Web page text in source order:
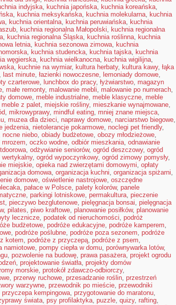
indyjska, kuchnia japońska, kuchnia koreańska,
, kuchnia meksykańska, kuchnia molekularna, kuchnia
, kuchnia orientalna, kuchnia peruwiańska, kuchnia
, kuchnia regionalna Małopolski, kuchnia regionalna
, kuchnia regionalna Śląska, kuchnia roślinna, kuchnia
letnia, kuchnia sezonowa zimowa, kuchnia
, kuchnia studencka, kuchnia tajska, kuchnia
węgierska, kuchnia wielkanocna, kuchnia wigilijna,
, kuchnie na wymiar, kultura herbaty, kultura kawy, łąka
, last minute, łazienki nowoczesne, lemoniady domowe,
czarterowe, lunchbox do pracy, łyżwiarstwo, magazyn
, małe remonty, malowanie mebli, malowanie po numerach,
domowe, meble industrialne, meble klasyczne, meble
meble z palet, miejskie rośliny, mieszkanie wynajmowane,
, mikrowyprawy, mindful eating, mniej znane miejsca,
, muzea dla dzieci, naprawy domowe, narciarstwo biegowe,
jedzenia, nietolerancje pokarmowe, noclegi pet friendly,
nocne niebo, obiady budżetowe, obozy młodzieżowe,
mrozem, oczko wodne, odbiór mieszkania, odnawianie
, odżywianie seniorów, ogród deszczowy, ogród
wertykalny, ogród wypoczynkowy, ogród zimowy pomysły,
miejskie, opieka nad zwierzętami domowymi, opłaty
domowa, organizacja kuchni, organizacja spiżarni,
domowe, oświetlenie nastrojowe, oszczędne
, pałace w Polsce, palety kolorów, panele
, parkingi lotniskowe, permakultura, pieczenie
, pieczywo bezglutenowe, pielęgnacja bonsai, pielęgnacja
, pilates, piwo kraftowe, planowanie posiłków, planowanie
lecznicze, podatek od nieruchomości, podróż
budżetowe, podróże edukacyjne, podróże kamperem,
, podróże poślubne, podróże poza sezonem, podróże
kotem, podróże z przyczepą, podróże z psem,
namiotowe, pompy ciepła w domu, porównywarka lotów,
, pozwolenie na budowę, prawa pasażera, projekt ogrodu
, projektowanie światła, projekty domów
morskie, protokół zdawczo-odbiorczy,
, przerwy ruchowe, przesadzanie roślin, przestrzeń
warzywne, przewodnik po mieście, przewodniki
przyczepa kempingowa, przygotowanie do maratonu,
świata, psy profilaktyka, puzzle, quizy, rafting,